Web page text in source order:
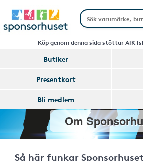
Köp genom denna sida stöttar AIK
Butiker
Presentkort
Bli medlem
Om
Så här funkar